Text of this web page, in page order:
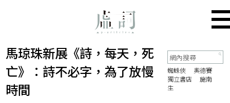
馬琼珠新展《詩，每天，死
亡》：詩不必字，為了放慢
時間
蜘蛛俠
奧德賽
獨立書店
施南
生